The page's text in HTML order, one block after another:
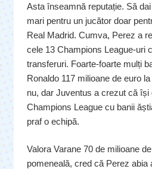
Asta înseamnă reputație. Să
mari pentru un jucător doar
Real Madrid. Cumva, Perez a
cele 13 Champions League-uri
transferuri. Foarte-foarte mulți
Ronaldo 117 milioane de euro
nu, dar Juventus a crezut că își
Champions League cu banii
praf o echipă.
Valora Varane 70 de milioane
pomeneală, cred că Perez abia